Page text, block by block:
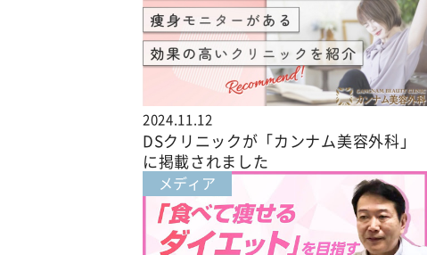
2024.11.12
DSクリニックが「カンナム美容外科」
に掲載されました
メディア